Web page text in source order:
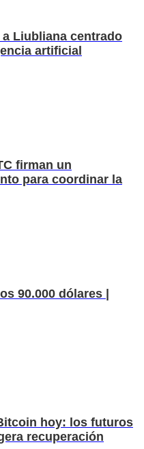
a Liubliana centrado
artificial
firman un
para coordinar la
90.000 dólares |
hoy: los futuros
recuperación